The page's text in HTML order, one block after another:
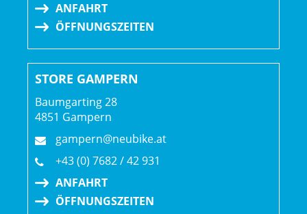
Rahmen: 800 Series OCLV Carbon, KVF-Rohrprofil
(Kammtail Virtual Foil), T47 Innenlager, integrierte Bento
Box, integriertes Unterrohr-Staufach
Rahmengröße: XL
Rahmenmaterial: Carbon
Gangschaltung: SRAM RED AXS E1, max. 36 Z. an größtem
ANFAHRT
ÖFFNUNGSZEITEN
STORE GAMPERN
Baumgarting 28
4851 Gampern
gampern@neubike.at
+43 (0) 7682 / 42 931
ANFAHRT
ÖFFNUNGSZEITEN